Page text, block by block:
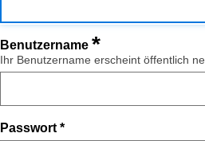
Benutzername *
Ihr Benutzername erscheint öffentlich
Passwort *